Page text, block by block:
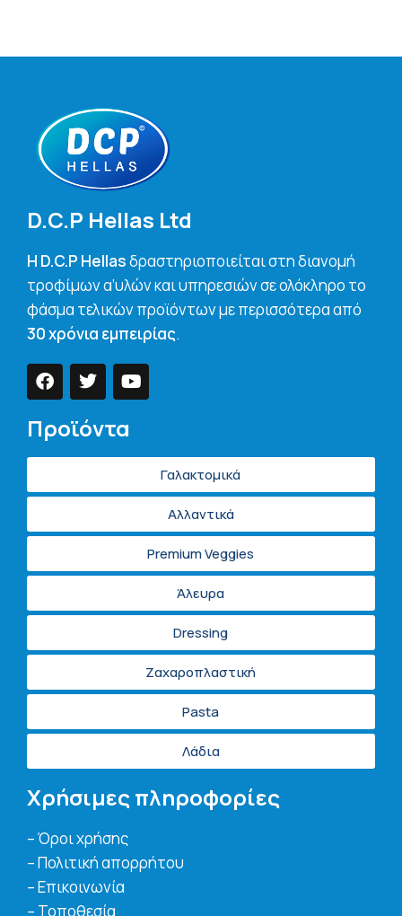
D.C.P Hellas Ltd
H D.C.P Hellasδραστηριοποιείται στη διανομή
τροφίμων α’υλών και υπηρεσιών σε ολόκληρο το
φάσμα τελικών προϊόντων με περισσότερα από
30 χρόνια εμπειρίας.
Προϊόντα
Γαλακτομικά
Αλλαντικά
Premium Veggies
Άλευρα
Dressing
Ζαχαροπλαστική
Pasta
Λάδια
Χρήσιμες πληροφορίες
– Όροι χρήσης
– Πολιτική απορρήτου
– Επικοινωνία
– Τοποθεσία